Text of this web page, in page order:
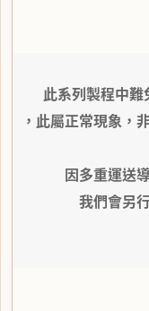
此系列製程中
，此屬正常現象 ，
因多重運送
我們會另